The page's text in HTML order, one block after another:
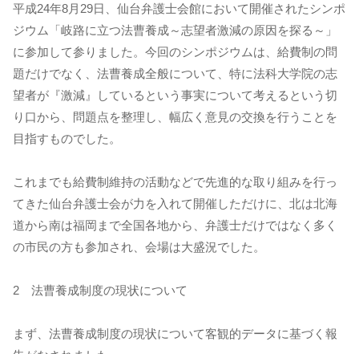
平成24年8月29日、仙台弁護士会館において開催されたシンポ
ジウム「岐路に立つ法曹養成～志望者激減の原因を探る～」
に参加して参りました。今回のシンポジウムは、給費制の問
題だけでなく、法曹養成全般について、特に法科大学院の志
望者が『激減』しているという事実について考えるという切
り口から、問題点を整理し、幅広く意見の交換を行うことを
目指すものでした。
これまでも給費制維持の活動などで先進的な取り組みを行っ
てきた仙台弁護士会が力を入れて開催しただけに、北は北海
道から南は福岡まで全国各地から、弁護士だけではなく多く
の市民の方も参加され、会場は大盛況でした。
2 法曹養成制度の現状について
まず、法曹養成制度の現状について客観的データに基づく報